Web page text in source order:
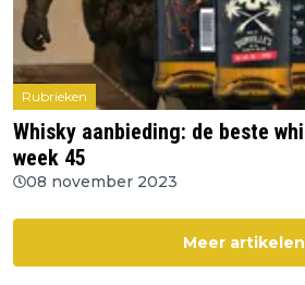
Rubrieken
Whisky aanbieding: de beste
week 45
08 november 2023
Meer artikelen